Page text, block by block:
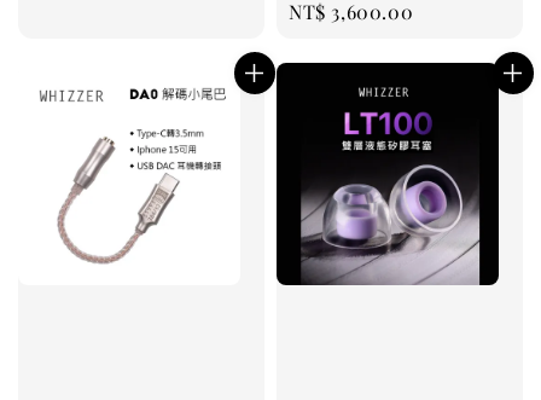
Regular
NT$ 3,600.00